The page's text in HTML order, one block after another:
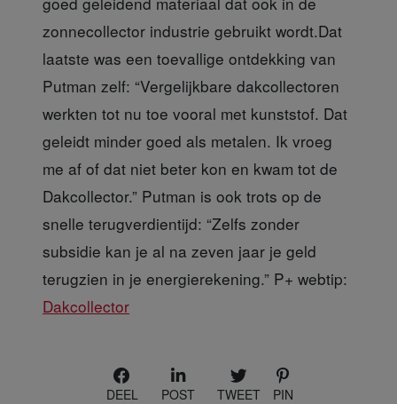
zonnecollector industrie gebruikt wordt.Dat
laatste was een toevallige ontdekking van
Putman zelf: “Vergelijkbare dakcollectoren
werkten tot nu toe vooral met kunststof. Dat
geleidt minder goed als metalen. Ik vroeg
me af of dat niet beter kon en kwam tot de
Dakcollector.” Putman is ook trots op de
snelle terugverdientijd: “Zelfs zonder
subsidie kan je al na zeven jaar je geld
terugzien in je energierekening.” P+ webtip:
Dakcollector
DEEL POST TWEET PIN